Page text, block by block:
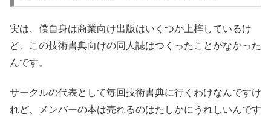
実は、僕自身は商業向け出版はいくつか上梓しているけ
ど、この技術書典向けの同人誌はつくったことがなかった
んです。
サークルの代表として毎回技術書典に行くわけなんですけ
れど、メンバーの本は売れるのはたしかにうれしいんです